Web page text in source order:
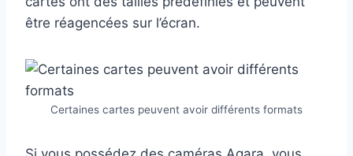
être réagencées sur l’écran.
Certaines cartes peuvent avoir différents formats